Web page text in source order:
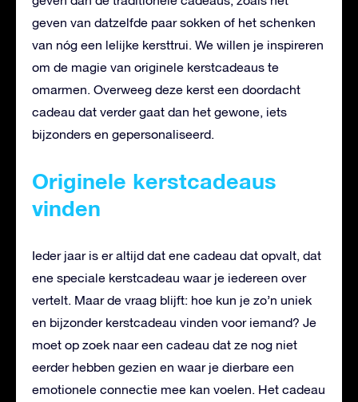
geven van datzelfde paar sokken of het schenken
van nóg een lelijke kersttrui. We willen je inspireren
om de magie van originele kerstcadeaus te
omarmen. Overweeg deze kerst een doordacht
cadeau dat verder gaat dan het gewone, iets
bijzonders en gepersonaliseerd.
Originele kerstcadeaus
vinden
Ieder jaar is er altijd dat ene cadeau dat opvalt, dat
ene speciale kerstcadeau waar je iedereen over
vertelt. Maar de vraag blijft: hoe kun je zo’n uniek
en bijzonder kerstcadeau vinden voor iemand? Je
moet op zoek naar een cadeau dat ze nog niet
eerder hebben gezien en waar je dierbare een
emotionele connectie mee kan voelen. Het cadeau